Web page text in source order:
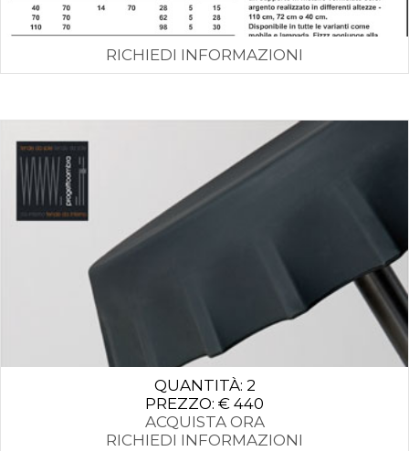
RICHIEDI INFORMAZIONI
QUANTITÀ: 2
PREZZO: € 440
ACQUISTA ORA
RICHIEDI INFORMAZIONI